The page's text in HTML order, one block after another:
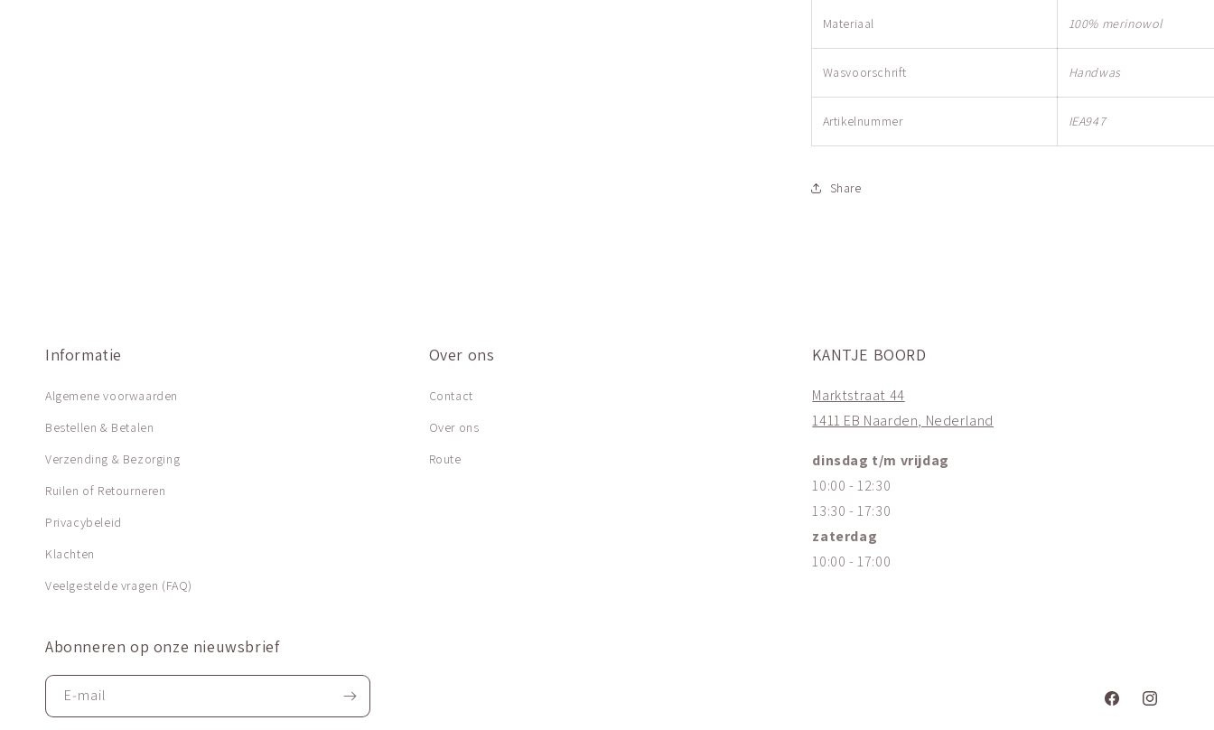
Materiaal 100% merinowol
Wasvoorschrift Handwas
Artikelnummer IEA947
Share
Informatie
Algemene voorwaarden
Bestellen & Betalen
Verzending & Bezorging
Ruilen of Retourneren
Privacybeleid
Klachten
Veelgestelde vragen (FAQ)
Over ons
Contact
Over ons
Route
KANTJE BOORD
Marktstraat 44
1411 EB Naarden, Nederland
dinsdag t/m vrijdag
10:00 - 12:30
13:30 - 17:30
zaterdag
10:00 - 17:00
Abonneren op onze nieuwsbrief
E‑mail
FacebookInstagram